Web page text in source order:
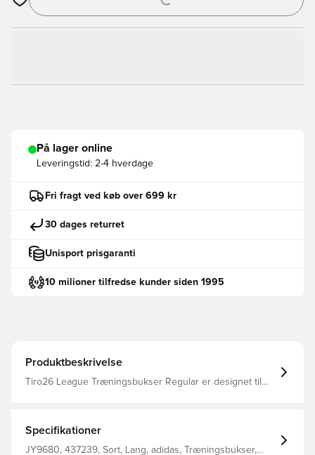
Åbner en Modal til at logge ind eller tilmelde dig som medlem
På lager online
Leveringstid: 2-4 hverdage
Fri fragt ved køb over 699 kr
30 dages returret
Unisport prisgaranti
10 milioner tilfredse kunder siden 1995
Produktbeskrivelse
Tiro26 League Træningsbukser Regular er designet til
lynlås Benlynlås Træksnor Normal pasform 100%
genanvendt polyester
Specifikationer
JY9680, 437239, Sort, Lang, adidas, Træningsbukser,